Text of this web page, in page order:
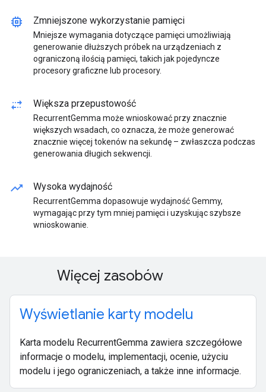
memory Zmniejszone wykorzystanie pamięci
Mniejsze wymagania dotyczące pamięci umożliwiają
generowanie dłuższych próbek na urządzeniach z
ograniczoną ilością pamięci, takich jak pojedyncze
procesory graficzne lub procesory.
multiple_stop Większa przepustowość
RecurrentGemma może wnioskować przy znacznie
większych wsadach, co oznacza, że może generować
znacznie więcej tokenów na sekundę – zwłaszcza podczas
generowania długich sekwencji.
trending_up Wysoka wydajność
RecurrentGemma dopasowuje wydajność Gemmy,
wymagając przy tym mniej pamięci i uzyskując szybsze
wnioskowanie.
Więcej zasobów
Wyświetlanie karty modelu
Karta modelu RecurrentGemma zawiera szczegółowe
informacje o modelu, implementacji, ocenie, użyciu
modelu i jego ograniczeniach, a także inne informacje.